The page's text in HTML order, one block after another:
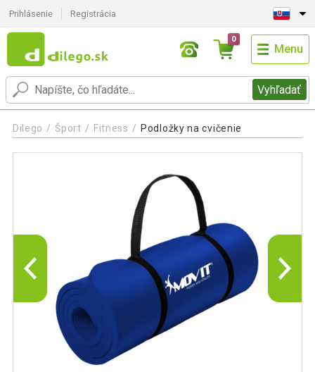
Prihlásenie Registrácia
Vyhľadať
0
Menu
Dilego Šport Fitness Podložky na cvičenie